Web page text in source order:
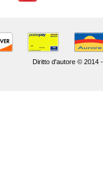
Diritto d'autore © 2014